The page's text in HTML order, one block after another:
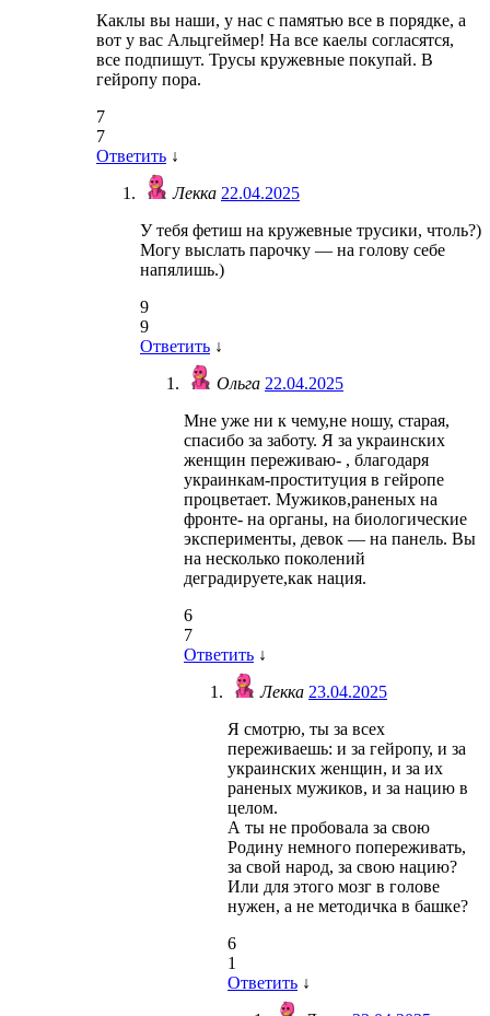
Каклы вы наши, у нас с памятью все в порядке, а
вот у вас Альцгеймер! На все каелы согласятся,
все подпишут. Трусы кружевные покупай. В
гейропу пора.
7
7
Ответить ↓
Лекка 22.04.2025
У тебя фетиш на кружевные трусики, чтоль?)
Могу выслать парочку — на голову себе
напялишь.)
9
9
Ответить ↓
Ольга 22.04.2025
Мне уже ни к чему,не ношу, старая,
спасибо за заботу. Я за украинских
женщин переживаю- , благодаря
украинкам-проституция в гейропе
процветает. Мужиков,раненых на
фронте- на органы, на биологические
эксперименты, девок — на панель. Вы
на несколько поколений
деградируете,как нация.
6
7
Ответить ↓
Лекка 23.04.2025
Я смотрю, ты за всех
переживаешь: и за гейропу, и за
украинских женщин, и за их
раненых мужиков, и за нацию в
целом.
А ты не пробовала за свою
Родину немного попереживать,
за свой народ, за свою нацию?
Или для этого мозг в голове
нужен, а не методичка в башке?
6
1
Ответить ↓